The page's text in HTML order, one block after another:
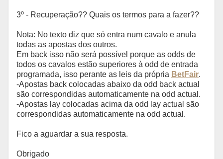
3º - Recuperação?? Quais os termos para a fazer??
Nota: No texto diz que só entra num cavalo e anula
todas as apostas dos outros.
Em back isso não será possível porque as odds de
todos os cavalos estão superiores à odd de entrada
programada, isso perante as leis da própria BetFair.
-Apostas back colocadas abaixo da odd back actual
são correspondidas automaticamente na odd actual.
-Apostas lay colocadas acima da odd lay actual são
correspondidas automaticamente na odd actual.
Fico a aguardar a sua resposta.
Obrigado